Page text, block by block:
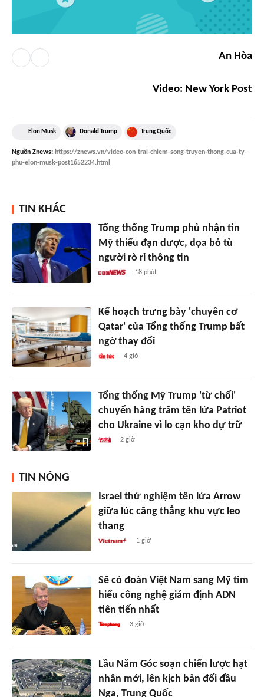
An Hòa
Video: New York Post
Elon Musk Donald Trump Trung Quốc
Nguồn Znews: https://znews.vn/video-con-trai-chiem-song-truyen-thong-cua-ty-
phu-elon-musk-post1652234.html
TIN KHÁC
Tổng thống Trump phủ nhận tin
Mỹ thiếu đạn dược, dọa bỏ tù
người rò rỉ thông tin
18 phút
Kế hoạch trưng bày 'chuyên cơ
Qatar' của Tổng thống Trump bất
ngờ thay đổi
4 giờ
Tổng thống Mỹ Trump 'từ chối'
chuyển hàng trăm tên lửa Patriot
cho Ukraine vì lo cạn kho dự trữ
2 giờ
TIN NÓNG
Israel thử nghiệm tên lửa Arrow
giữa lúc căng thẳng khu vực leo
thang
1 giờ
Sẽ có đoàn Việt Nam sang Mỹ tìm
hiểu công nghệ giám định ADN
tiên tiến nhất
3 giờ
Lầu Năm Góc soạn chiến lược hạt
nhân mới, lên kịch bản đối đầu
Nga, Trung Quốc